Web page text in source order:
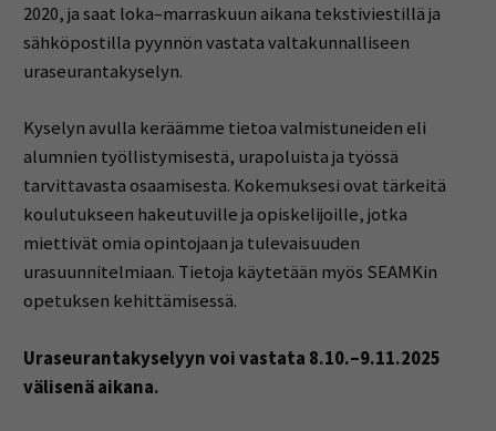
2020, ja saat loka–marraskuun aikana tekstiviestillä ja
sähköpostilla pyynnön vastata valtakunnalliseen
uraseurantakyselyn.
Kyselyn avulla keräämme tietoa valmistuneiden eli
alumnien työllistymisestä, urapoluista ja työssä
tarvittavasta osaamisesta. Kokemuksesi ovat tärkeitä
koulutukseen hakeutuville ja opiskelijoille, jotka
miettivät omia opintojaan ja tulevaisuuden
urasuunnitelmiaan. Tietoja käytetään myös SEAMKin
opetuksen kehittämisessä.
Uraseurantakyselyyn voi vastata 8.10.–9.11.2025
välisenä aikana.